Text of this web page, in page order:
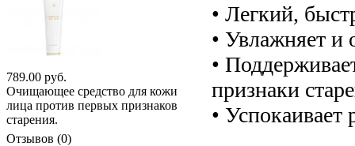
• Легкий,
• Увлажняет и
•
признаки
•
789.00 руб.
Очищающее средство для кожи
лица против первых признаков
старения.
Отзывов (0)